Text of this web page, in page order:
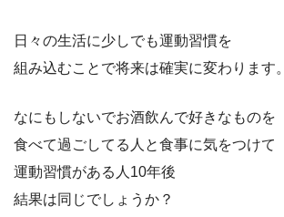
日々の生活に少しでも運動習慣を
組み込むことで将来は確実に変わります。
なにもしないでお酒飲んで好きなものを
食べて過ごしてる人と食事に気をつけて
運動習慣がある人10年後
結果は同じでしょうか？